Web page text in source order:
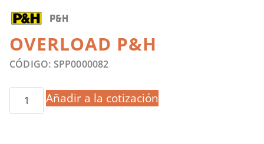
P&H
OVERLOAD P&H
CÓDIGO: SPP0000082
Añadir a la cotización